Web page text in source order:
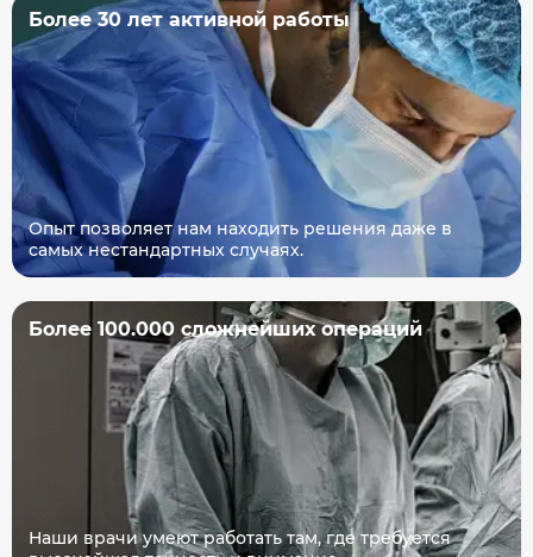
Более 30 лет активной работы
Опыт позволяет нам находить решения даже в
самых нестандартных случаях.
Более 100.000 сложнейших операций
Наши врачи умеют работать там, где требуется